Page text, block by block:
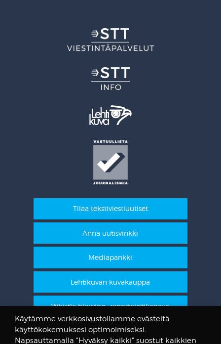
Tilaa tekstiviestiuutiset
Anna uutisvinkki
Mediapankki
Lehtikuvan kuvakauppa
Whistle blowing -raportointikanava
STT Info
Käytämme verkkosivustollamme evästeitä
käyttökokemuksesi optimoimiseksi.
Napsauttamalla "Hyväksy kaikki" suostut kaikkien